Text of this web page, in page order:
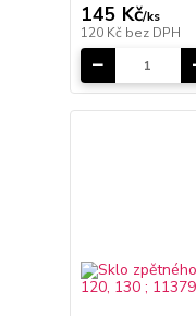
145 Kč/ks
120 Kč bez DPH